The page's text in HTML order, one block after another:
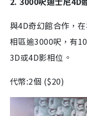
與4D奇幻館合作，
相區逾3000呎，有
3D或4D影相位。
代幣:2個 ($20)